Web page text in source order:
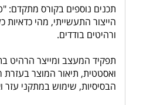
תכנים נוספים בקורס מתקדם:
הייצור התעשייתי, מהי כדאיות
ורהיטים בודדים.
תפקיד המעצב ומייצר הרהיט
ואסטטית, תיאור המוצר בעזרת
הבסיסיות, שימוש במתקני עזר